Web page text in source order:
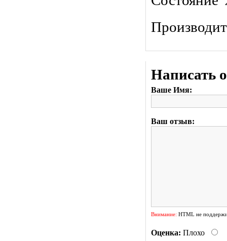
Написать
Ваше Имя:
Ваш отзыв:
Внимание: HTML не
Оценка: Плохо